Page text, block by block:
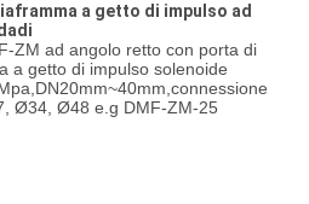
a getto di impulso ad
ZM ad angolo retto con porta di
a getto di impulso solenoide
Ø34, Ø48 e.g DMF-ZM-25